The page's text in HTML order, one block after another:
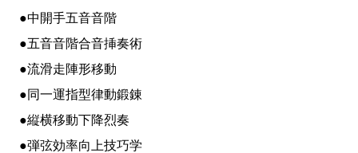
●中開手五音音階
●五音音階合音挿奏術
●流滑走陣形移動
●同一運指型律動鍛錬
●縦横移動下降烈奏
●弾弦効率向上技巧学